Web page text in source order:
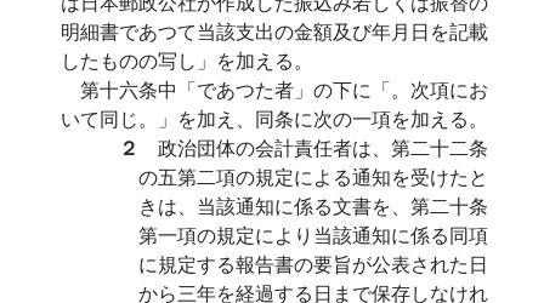
明細書であつて当該支出の金額及び年月日を記載
したものの写し」を加える。
第十六条中「であつた者」の下に「。次項にお
いて同じ。」を加え、同条に次の一項を加える。
２ 政治団体の会計責任者は、第二十二条
の五第二項の規定による通知を受けたと
きは、当該通知に係る文書を、第二十条
第一項の規定により当該通知に係る同項
に規定する報告書の要旨が公表された日
から三年を経過する日まで保存しなけれ